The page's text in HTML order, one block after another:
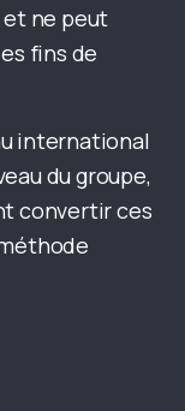
et ne peut
fins de
international
du groupe,
convertir ces